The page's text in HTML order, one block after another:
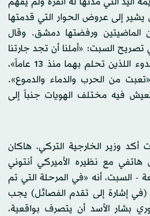
إلى عروض الحوار التي قدمتها
الماضيتين ورفضتها دمشق. وقال
تصريح السبت: «أملنا أن تجد جارتنا
سوريا السلام والهدوء اللذين تحلم بهما منذ 13 عاماً»،
من الحرب والدماء والدموع».
فيه مختلف الهويات جنباً إلى
وزير الخارجية التركي، هاكان
هاتفي مع نظيره الأميركي أنتوني
- السبت، أنه «في المرحلة التي تم
(في إشارة إلى تقدم الفصائل) يجب
بشار الأسد أن يتصرف بواقعية،